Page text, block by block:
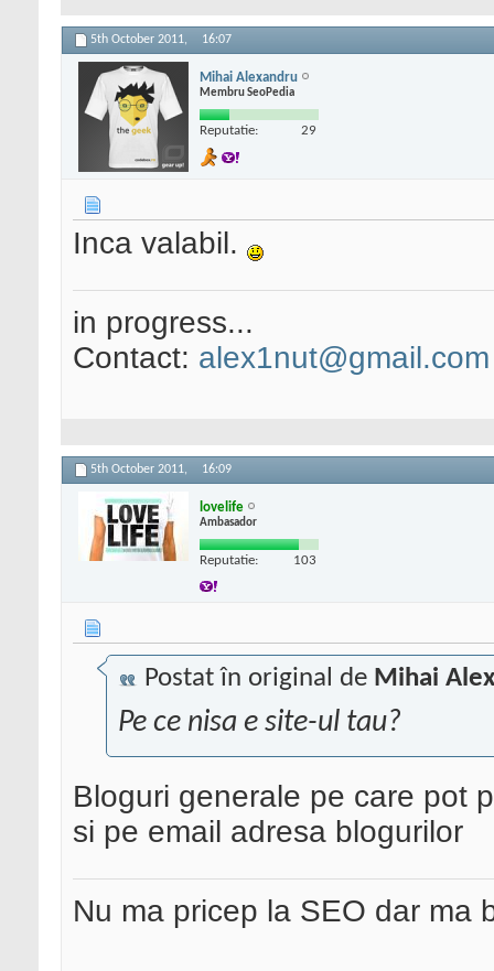
5th October 2011, 16:07
Mihai Alexandru
Membru SeoPedia
Reputatie: 29
Inca valabil.
in progress...
Contact: alex1nut@gmail.com
5th October 2011, 16:09
lovelife
Ambasador
Reputatie: 103
Postat în original de Mihai
Pe ce nisa e site-ul tau?
Bloguri generale pe care pot
si pe email adresa blogurilor
Nu ma pricep la SEO dar ma